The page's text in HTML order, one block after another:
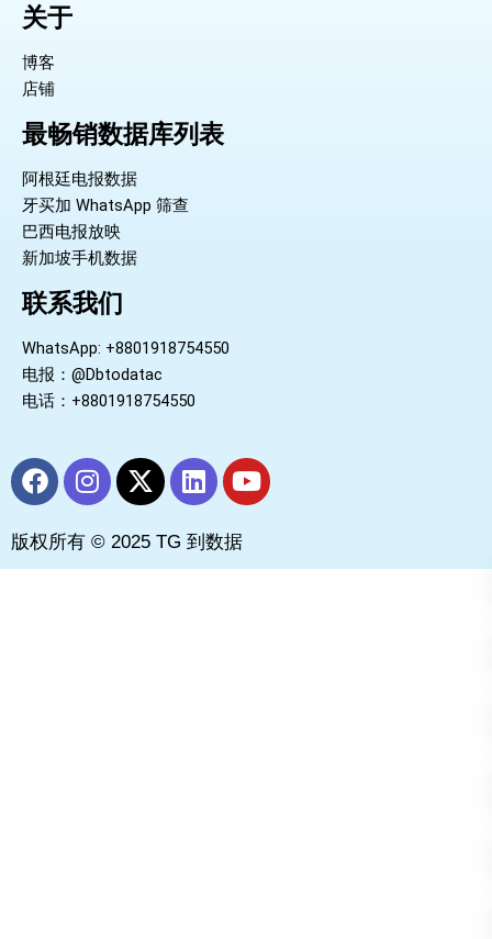
关于
博客
店铺
最畅销数据库列表
阿根廷电报数据
牙买加 WhatsApp 筛查
巴西电报放映
新加坡手机数据
联系我们
WhatsApp: +8801918754550
电报：@Dbtodatac
电话：+8801918754550
F
a
e
b
I
n
t
a
X
-
w
i
L
i
k
e
Y
o
u
版权所有 © 2025 TG 到数据